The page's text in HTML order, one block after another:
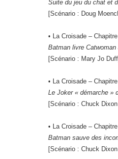
Suite du jeu du chat et
[Scénario : Doug
• La Croisade –
Batman livre
[Scénario : Mary Jo
• La Croisade –
Le Joker « démarche »
[Scénario : Chuck
• La Croisade –
Batman sauve des
[Scénario : Chuck